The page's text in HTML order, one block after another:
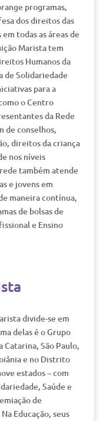
programas,
dos direitos das
todas as áreas de
Marista tem
Humanos da
de Solidariedade
para a
o Centro
da Rede
de conselhos,
direitos da criança
nos níveis
também atende
e jovens em
maneira contínua,
de bolsas de
e Ensino
divide-se em
delas é o Grupo
Catarina, São Paulo,
e no Distrito
estados – com
Saúde e
de
Educação, seus